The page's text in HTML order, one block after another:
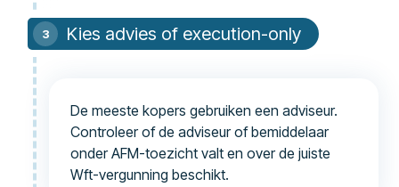
Kies advies of execution-only
De meeste kopers gebruiken een adviseur.
Controleer of de adviseur of bemiddelaar
onder AFM-toezicht valt en over de juiste
Wft-vergunning beschikt.